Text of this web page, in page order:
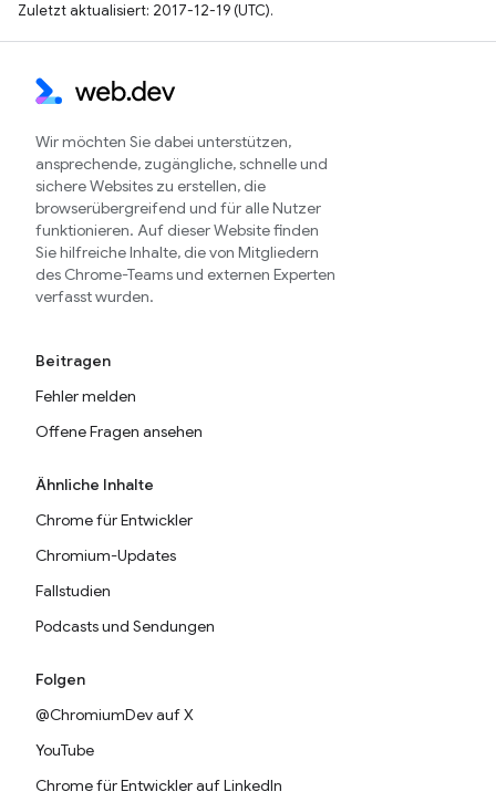
Zuletzt aktualisiert: 2017-12-19 (UTC).
Wir möchten Sie dabei unterstützen,
ansprechende, zugängliche, schnelle und
sichere Websites zu erstellen, die
browserübergreifend und für alle Nutzer
funktionieren. Auf dieser Website finden
Sie hilfreiche Inhalte, die von Mitgliedern
des Chrome-Teams und externen Experten
verfasst wurden.
Beitragen
Fehler melden
Offene Fragen ansehen
Ähnliche Inhalte
Chrome für Entwickler
Chromium-Updates
Fallstudien
Podcasts und Sendungen
Folgen
@ChromiumDev auf X
YouTube
Chrome für Entwickler auf LinkedIn